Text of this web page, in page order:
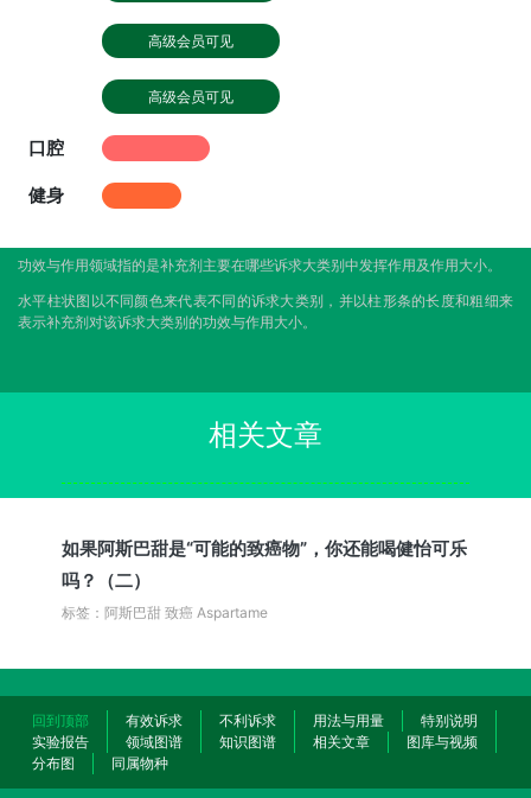
高级会员可见
高级会员可见
口腔
健身
功效与作用领域指的是补充剂主要在哪些诉求大类别中发挥作用及作用大小。
水平柱状图以不同颜色来代表不同的诉求大类别，并以柱形条的长度和粗细来
表示补充剂对该诉求大类别的功效与作用大小。
相关文章
如果阿斯巴甜是“可能的致癌物”，你还能喝健怡可乐
吗？（二）
标签：阿斯巴甜 致癌 Aspartame
回到顶部 有效诉求 不利诉求 用法与用量
特别说明
实验报告
领域图谱 知识图谱 相关文章
图库与视频
分布图
同属物种